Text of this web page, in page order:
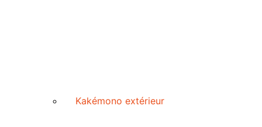
Kakémono extérieur